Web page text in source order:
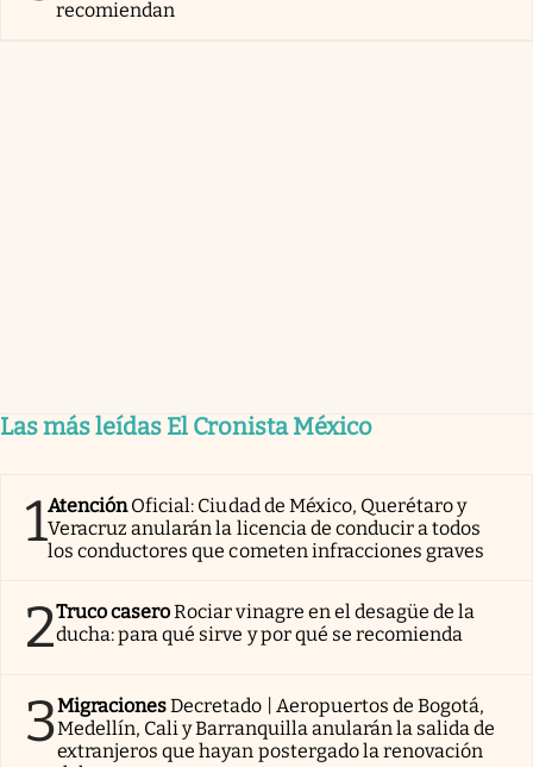
recomiendan
Las más leídas El Cronista México
1AtenciónOficial: Ciudad de México, Querétaro y
Veracruz anularán la licencia de conducir a todos
los conductores que cometen infracciones graves
2Truco caseroRociar vinagre en el desagüe de la
ducha: para qué sirve y por qué se recomienda
3MigracionesDecretado | Aeropuertos de Bogotá,
Medellín, Cali y Barranquilla anularán la salida de
extranjeros que hayan postergado la renovación